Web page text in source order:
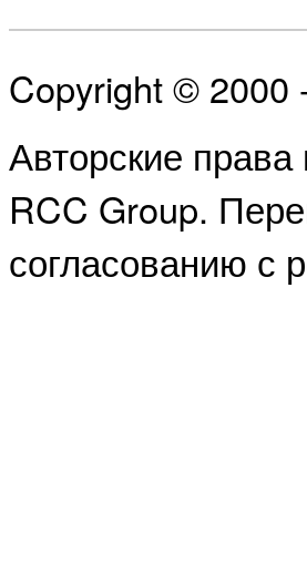
Copyright © 2000
Авторские
RCC Group.
согласованию с